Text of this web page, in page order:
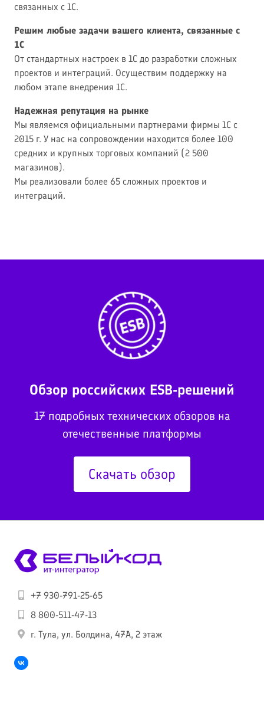
связанных с 1С.
Решим любые задачи вашего клиента, связанные с
1С
От стандартных настроек в 1С до разработки сложных
проектов и интеграций. Осуществим поддержку на
любом этапе внедрения 1С.
Надежная репутация на рынке
Мы являемся официальными партнерами фирмы 1С с
2015 г. У нас на сопровождении находится более 100
средних и крупных торговых компаний (2 500
магазинов).
Мы реализовали более 65 сложных проектов и
интеграций.
Обзор российских ESB-решений
17 подробных технических обзоров на
отечественные платформы
Скачать обзор
+7 930-791-25-65
8 800-511-47-13
г. Тула, ул. Болдина, 47А, 2 этаж